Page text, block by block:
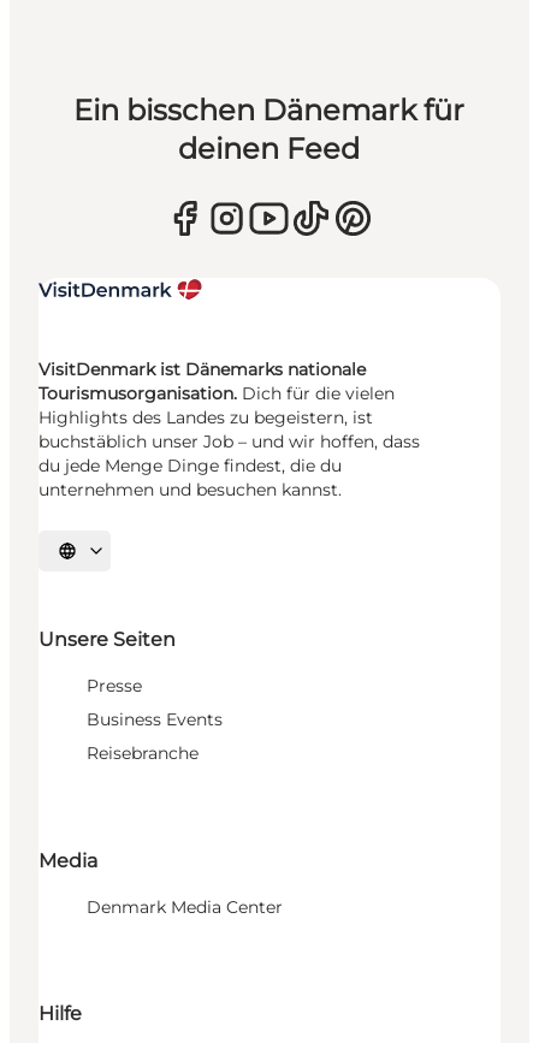
Ein bisschen Dänemark für
deinen Feed
VisitDenmark ist Dänemarks nationale
Tourismusorganisation. Dich für die vielen
Highlights des Landes zu begeistern, ist
buchstäblich unser Job – und wir hoffen, dass
du jede Menge Dinge findest, die du
unternehmen und besuchen kannst.
Sprache auswählen
Unsere Seiten
Presse
Business Events
Reisebranche
Media
Denmark Media Center
Hilfe